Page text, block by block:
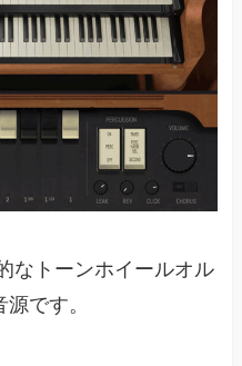
なトーンホイールオル
です。